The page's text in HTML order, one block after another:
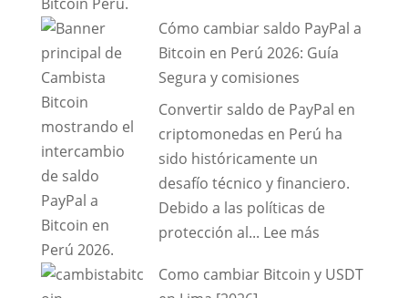
Cómo
Cambiar
Bitcoin
a
Soles
en
Perú
de
Forma
y
Cómo cambiar saldo PayPal a
Bitcoin en Perú 2026: Guía
Segura y comisiones
Convertir saldo de PayPal en
criptomonedas en Perú ha
sido históricamente un
desafío técnico y financiero.
Debido a las políticas de
protección al... Lee más:
cambiar
Como cambiar Bitcoin y USDT